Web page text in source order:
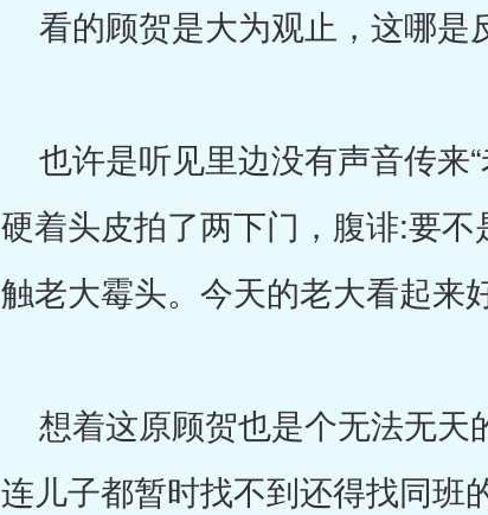
看的顾贺是大为观止，这哪是
也许是听见里边没有声音传来
硬着头皮拍了两下门，腹诽:要
触老大霉头。今天的老大看起来
想着这原顾贺也是个无法无天
连儿子都暂时找不到还得找同班